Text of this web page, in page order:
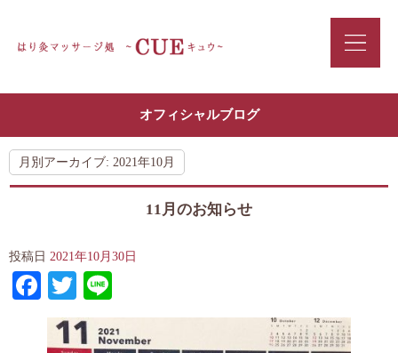
オフィシャルブログ
月別アーカイブ: 2021年10月
11月のお知らせ
投稿日 2021年10月30日
Facebook
Twitter